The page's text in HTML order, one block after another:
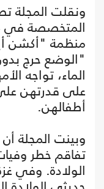
ونقلت المجلة
المتخصصة في
منظمة "أكشن
"الوضع حرج
الماء، تواجه
على قدرتهن
أطفالهن.
وبينت المجلة
تفاقم خطر
الولادة. وفي